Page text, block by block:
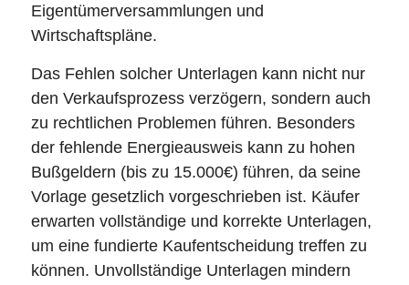
Eigentümerversammlungen und
Wirtschaftspläne.
Das Fehlen solcher Unterlagen kann nicht nur
den Verkaufsprozess verzögern, sondern auch
zu rechtlichen Problemen führen. Besonders
der fehlende Energieausweis kann zu hohen
Bußgeldern (bis zu 15.000€) führen, da seine
Vorlage gesetzlich vorgeschrieben ist. Käufer
erwarten vollständige und korrekte Unterlagen,
um eine fundierte Kaufentscheidung treffen zu
können. Unvollständige Unterlagen mindern